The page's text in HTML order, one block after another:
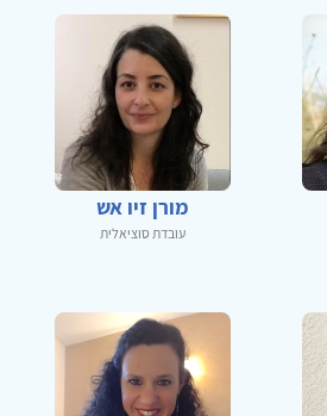
מורן זיו אש
עובדת סוציאלית